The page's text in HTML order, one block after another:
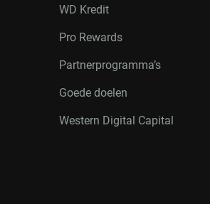
WD Kredit
Pro Rewards
Partnerprogramma’s
Goede doelen
Western Digital Capital